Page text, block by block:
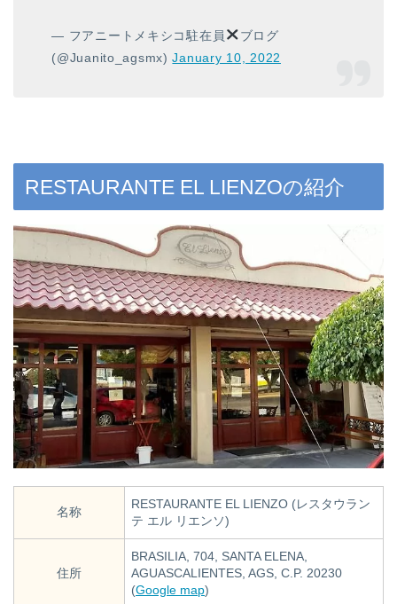
— フアニートメキシコ駐在員
ブログ
(@Juanito_agsmx)January 10, 2022
RESTAURANTE EL LIENZOの紹介
名称
RESTAURANTE EL LIENZO (レスタウラン
テ エル リエンソ)
住所
BRASILIA, 704, SANTA ELENA,
AGUASCALIENTES, AGS, C.P. 20230
(Google map)